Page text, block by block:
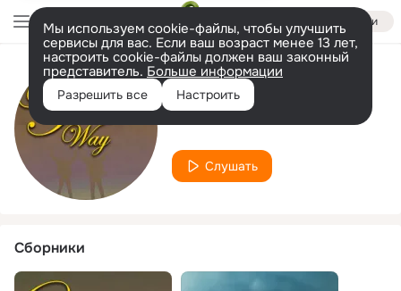
Войти
Мы используем cookie-файлы, чтобы улучшить
сервисы для вас. Если ваш возраст менее 13 лет,
настроить cookie-файлы должен ваш законный
представитель. Больше информации
Разрешить все Настроить
Исполнитель
Ehsaan Adil
Слушать
Сборники